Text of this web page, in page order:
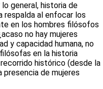
general, historia de
respalda al enfocar los
en los hombres filósofos
no hay mujeres
y capacidad humana, no
en la historia
histórico (desde la
presencia de mujeres